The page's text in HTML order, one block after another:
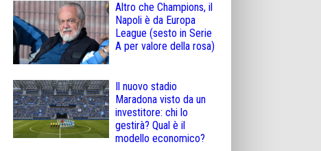
Altro che Champions, il
Napoli è da Europa
League (sesto in Serie
A per valore della rosa)
Il nuovo stadio
Maradona visto da un
investitore: chi lo
gestirà? Qual è il
modello economico?